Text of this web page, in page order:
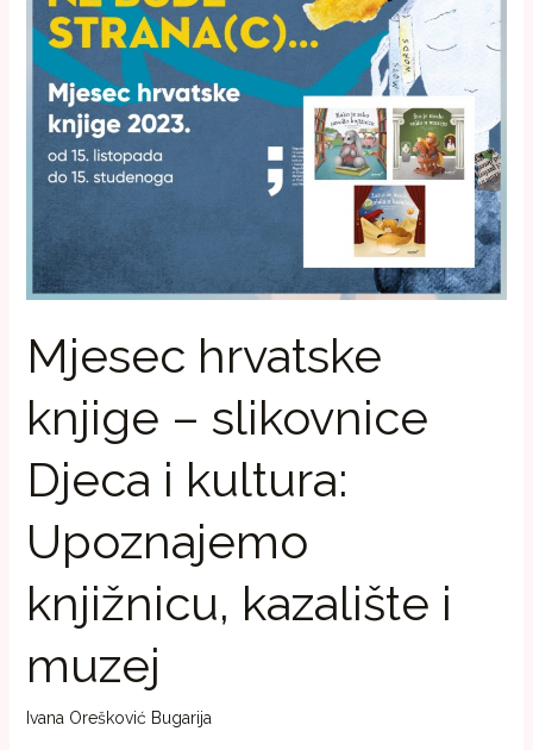
Mjesec hrvatske
knjige – slikovnice
Djeca i kultura:
Upoznajemo
knjižnicu, kazalište i
muzej
Ivana Orešković Bugarija
kultura:
Upoznajemo
knjižnicu,
kazalište